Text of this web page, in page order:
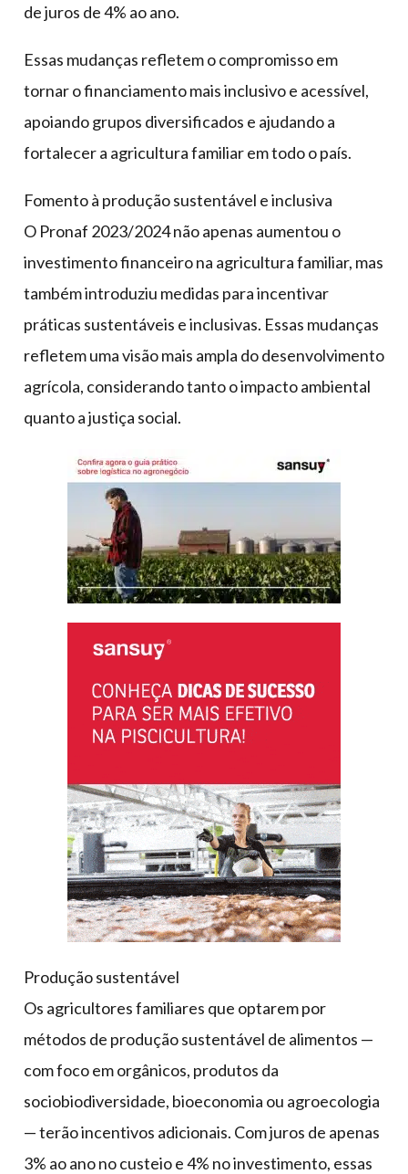
de juros de 4% ao ano.
Essas mudanças refletem o compromisso em
tornar o financiamento mais inclusivo e acessível,
apoiando grupos diversificados e ajudando a
fortalecer a agricultura familiar em todo o país.
Fomento à produção sustentável e inclusiva
O Pronaf 2023/2024 não apenas aumentou o
investimento financeiro na agricultura familiar, mas
também introduziu medidas para incentivar
práticas sustentáveis e inclusivas. Essas mudanças
refletem uma visão mais ampla do desenvolvimento
agrícola, considerando tanto o impacto ambiental
quanto a justiça social.
Produção sustentável
Os agricultores familiares que optarem por
métodos de produção sustentável de alimentos —
com foco em orgânicos, produtos da
sociobiodiversidade, bioeconomia ou agroecologia
— terão incentivos adicionais. Com juros de apenas
3% ao ano no custeio e 4% no investimento, essas